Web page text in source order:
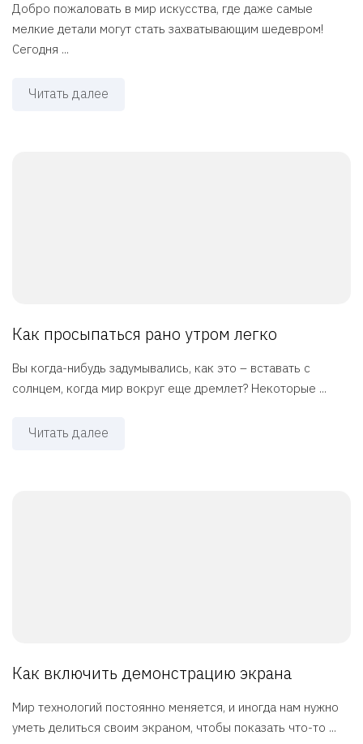
Добро пожаловать в мир искусства, где даже самые
мелкие детали могут стать захватывающим шедевром!
Сегодня ...
Читать далее
Как просыпаться рано утром легко
Вы когда-нибудь задумывались, как это – вставать с
солнцем, когда мир вокруг еще дремлет? Некоторые ...
Читать далее
Как включить демонстрацию экрана
Мир технологий постоянно меняется, и иногда нам нужно
уметь делиться своим экраном, чтобы показать что-то ...